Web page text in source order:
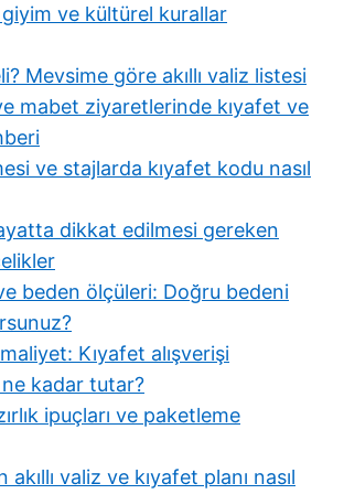
giyim ve kültürel kurallar
Mevsime göre akıllı valiz listesi
mabet ziyaretlerinde kıyafet ve
ve stajlarda kıyafet kodu nasıl
dikkat edilmesi gereken
beden ölçüleri: Doğru bedeni
Kıyafet alışverişi
ne kadar tutar?
ipuçları ve paketleme
valiz ve kıyafet planı nasıl